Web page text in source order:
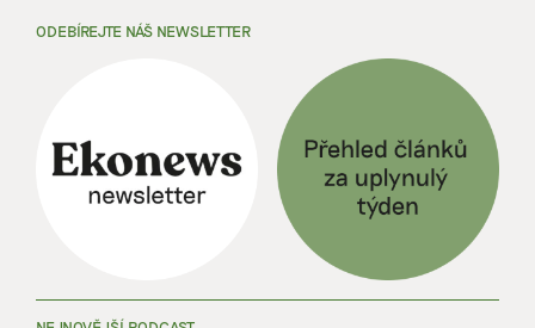
ODEBÍREJTE NÁŠ NEWSLETTER